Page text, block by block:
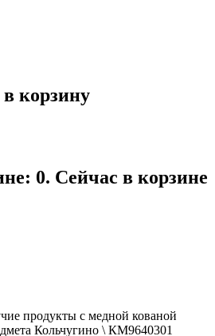
корзину
0. Сейчас в корзине